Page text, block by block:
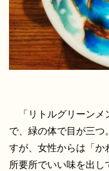
「リトルグリーンメ
で、緑の体で目が三
すが、女性からは「か
所要所でいい味を出し